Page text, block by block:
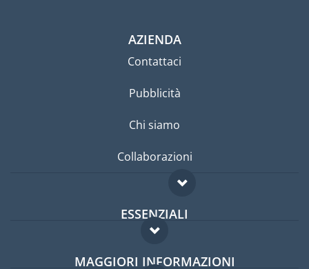
AZIENDA
Contattaci
Pubblicità
Chi siamo
Collaborazioni
ESSENZIALI
Forum per expat
MAGGIORI INFORMAZIONI